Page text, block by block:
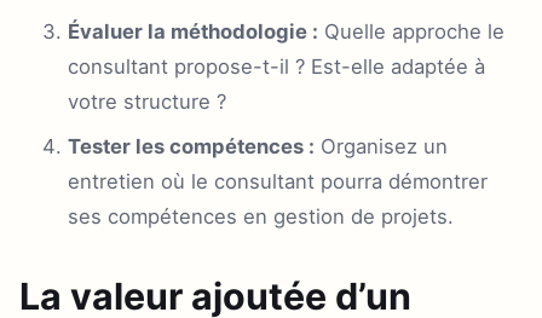
Évaluer la méthodologie : Quelle approche le
consultant propose-t-il ? Est-elle adaptée à
votre structure ?
Tester les compétences : Organisez un
entretien où le consultant pourra démontrer
ses compétences en gestion de projets.
La valeur ajoutée d’un